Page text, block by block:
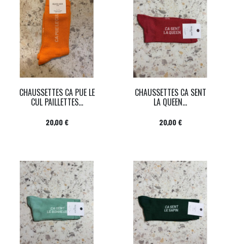
CHAUSSETTES CA PUE LE
CUL PAILLETTES...
Prix
20,00 €
CHAUSSETTES CA SENT
LA QUEEN...
Prix
20,00 €